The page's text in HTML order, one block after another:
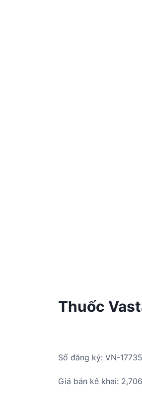
Thuốc
Số đăng ký: VN-
Giá bán kê khai: